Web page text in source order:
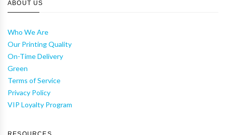
ABOUT US
Who We Are
Our Printing Quality
On-Time Delivery
Green
Terms of Service
Privacy Policy
VIP Loyalty Program